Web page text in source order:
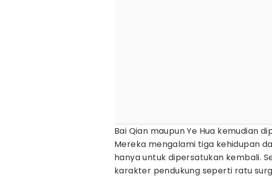
Bai Qian maupun Ye Hua kemudian
Mereka mengalami tiga kehidupan
hanya untuk dipersatukan kembali.
karakter pendukung seperti ratu